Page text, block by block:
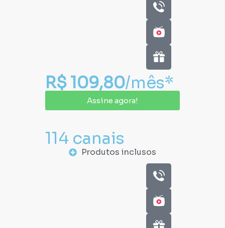
R$ 109,80/mês*
Assine agora!
114 canais
Produtos inclusos